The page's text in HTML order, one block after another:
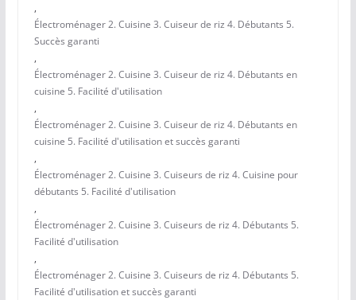
,
Électroménager 2. Cuisine 3. Cuiseur de riz 4. Débutants 5.
Succès garanti
,
Électroménager 2. Cuisine 3. Cuiseur de riz 4. Débutants en
cuisine 5. Facilité d'utilisation
,
Électroménager 2. Cuisine 3. Cuiseur de riz 4. Débutants en
cuisine 5. Facilité d'utilisation et succès garanti
,
Électroménager 2. Cuisine 3. Cuiseurs de riz 4. Cuisine pour
débutants 5. Facilité d'utilisation
,
Électroménager 2. Cuisine 3. Cuiseurs de riz 4. Débutants 5.
Facilité d'utilisation
,
Électroménager 2. Cuisine 3. Cuiseurs de riz 4. Débutants 5.
Facilité d'utilisation et succès garanti